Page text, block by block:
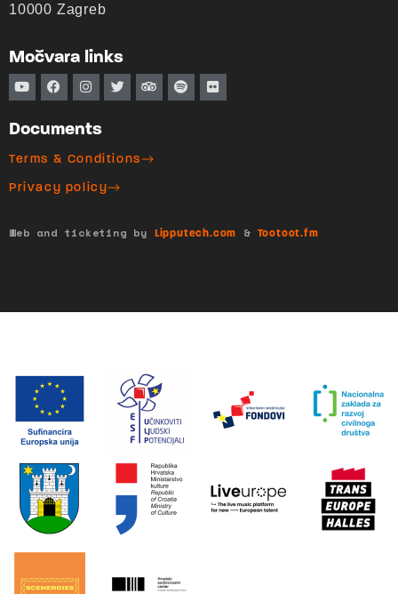
10000 Zagreb
Močvara links
Documents
Terms & Conditions
Privacy policy
Web and ticketing by Lipputech.com & Tootoot.fm